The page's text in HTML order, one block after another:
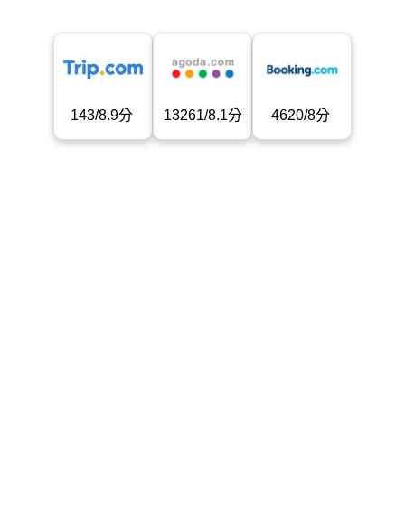
143/8.9分 13261/8.1分 4620/8分